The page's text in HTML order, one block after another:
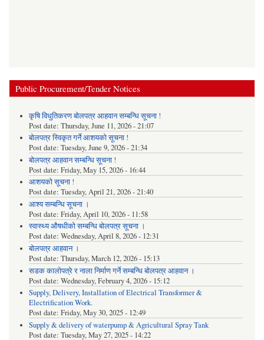
Public Procurement/Tender Notices
कृषि विधुतिकरण बोलपत्र आहवान सम्बन्धि सूचना !
Post date: Thursday, June 11, 2026 - 21:07
बोलपत्र स्विकृत गर्ने आशयको सूचना !
Post date: Tuesday, June 9, 2026 - 21:34
बोलपत्र आहवान सम्बन्धि सूचना !
Post date: Friday, May 15, 2026 - 16:44
आशयको सूचना !
Post date: Tuesday, April 21, 2026 - 21:40
आश्य सम्बन्धि सूचना ।
Post date: Friday, April 10, 2026 - 11:58
स्वास्थ्य औषधीको सम्बन्धि बोलपत्र सूचना ।
Post date: Wednesday, April 8, 2026 - 12:31
बोलपत्र आहवान ।
Post date: Thursday, March 12, 2026 - 15:13
सडक कालोपत्रे र नाला निर्माण गर्ने सम्बन्धि बोलपत्र आहवान ।
Post date: Wednesday, February 4, 2026 - 15:12
Supply, Delivery, Installation of Electrical Transformer &
Electrification Work.
Post date: Friday, May 30, 2025 - 12:49
Supply & delivery of waterpump & Agricultural Spray Tank
Post date: Tuesday, May 27, 2025 - 14:22